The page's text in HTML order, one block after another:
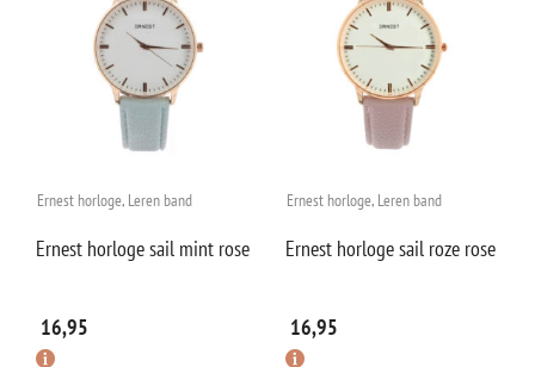
Ernest horloge, Leren band
Ernest horloge sail mint rose
16,95
Ernest horloge, Leren band
Ernest horloge sail roze rose
16,95